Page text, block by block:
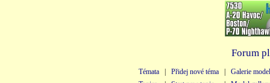
Forum
Témata Přidej nové téma
Galerie